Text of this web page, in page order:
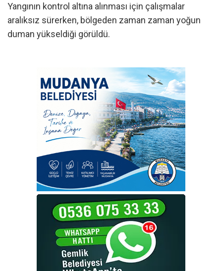
Yangının kontrol altına alınması için çalışmalar
aralıksız sürerken, bölgeden zaman zaman yoğun
duman yükseldiği görüldü.